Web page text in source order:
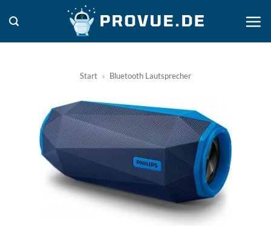
Inhalt
springen
Start » Bluetooth Lautsprecher